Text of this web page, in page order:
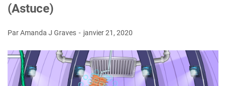
(Astuce)
Par Amanda J Graves janvier 21, 2020